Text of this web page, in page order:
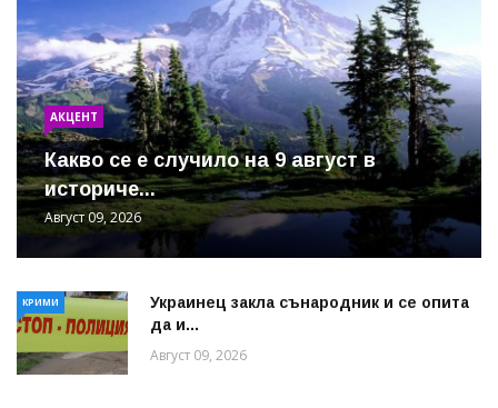
АКЦЕНТ
Какво се е случило на 9 август в
историче...
Август 09, 2026
КРИМИ
Украинец закла сънародник и се опита
да и...
Август 09, 2026